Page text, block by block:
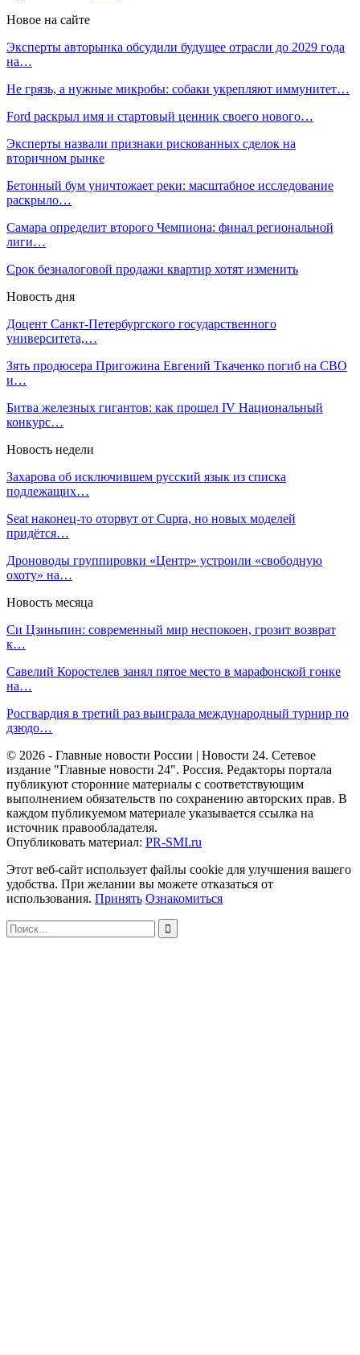
Новое на сайте
Эксперты авторынка обсудили будущее отрасли до 2029 года
на…
Не грязь, а нужные микробы: собаки укрепляют иммунитет…
Ford раскрыл имя и стартовый ценник своего нового…
Эксперты назвали признаки рискованных сделок на
вторичном рынке
Бетонный бум уничтожает реки: масштабное исследование
раскрыло…
Самара определит второго Чемпиона: финал региональной
лиги…
Срок безналоговой продажи квартир хотят изменить
Новость дня
Доцент Санкт-Петербургского государственного
университета,…
Зять продюсера Пригожина Евгений Ткаченко погиб на СВО
и…
Битва железных гигантов: как прошел IV Национальный
конкурс…
Новость недели
Захарова об исключившем русский язык из списка
подлежащих…
Seat наконец-то оторвут от Cupra, но новых моделей
придётся…
Дроноводы группировки «Центр» устроили «свободную
охоту» на…
Новость месяца
Си Цзиньпин: современный мир неспокоен, грозит возврат
к…
Савелий Коростелев занял пятое место в марафонской гонке
на…
Росгвардия в третий раз выиграла международный турнир по
дзюдо…
© 2026 - Главные новости России | Новости 24. Сетевое
издание "Главные новости 24". Россия. Редакторы портала
публикуют сторонние материалы с соответствующим
выполнением обязательств по сохранению авторских прав. В
каждом публикуемом материале указывается ссылка на
источник правообладателя.
Опубликовать материал: PR-SMI.ru
Этот веб-сайт использует файлы cookie для улучшения вашего
удобства. При желании вы можете отказаться от
использования. Принять Ознакомиться